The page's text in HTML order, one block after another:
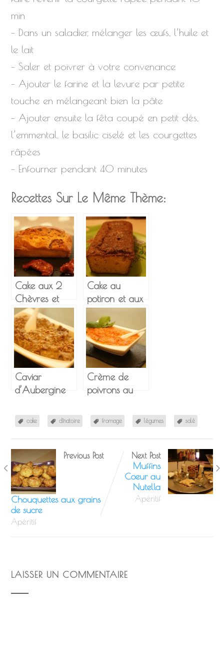
min
– Dans un saladier, mélanger les œufs, l’huile et
le lait
– Saler et poivrer à votre convenance
– Ajouter le farine et la levure par petite
touche en mélangeant bien la pâte
– Ajouter ensuite la fêta coupé en petit dés,
l’emmental, le basilic ciselé et les courgettes
râpées
– Enfourner pendant 40 minutes
Recettes Sur Le Même Thème:
Cake aux 2
Chèvres et
Tomates
séchées
Cake au
potiron et aux
graines de
pavot
Caviar
d’Aubergine
Crème de
poivrons au
cake dînatoire fromage légumes salé
Previous Post
Chouquettes aux grains
de sucre
Apéritif
Next Post
Muffins
Coeur au
Nutella
Apéritif
LAISSER UN COMMENTAIRE